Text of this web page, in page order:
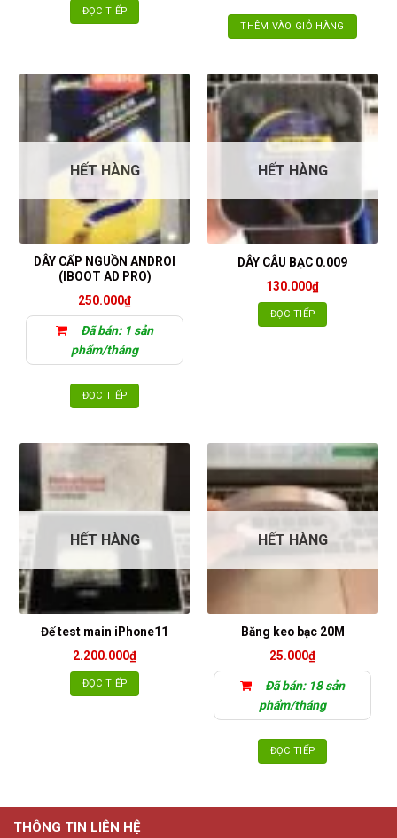
ĐỌC TIẾP
THÊM VÀO GIỎ HÀNG
HẾT HÀNG
DÂY CẤP NGUỒN ANDROI
(IBOOT AD PRO)
250.000₫
Đã bán: 1 sản
phẩm/tháng
ĐỌC TIẾP
HẾT HÀNG
DÂY CÂU BẠC 0.009
130.000₫
ĐỌC TIẾP
HẾT HÀNG
Đế test main iPhone11
2.200.000₫
ĐỌC TIẾP
HẾT HÀNG
Băng keo bạc 20M
25.000₫
Đã bán: 18 sản
phẩm/tháng
ĐỌC TIẾP
THÔNG TIN LIÊN HỆ